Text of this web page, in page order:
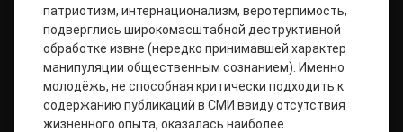
патриотизм, интернационализм, веротерпимость,
подверглись широкомасштабной деструктивной
обработке извне (нередко принимавшей характер
манипуляции общественным сознанием). Именно
молодёжь, не способная критически подходить к
содержанию публикаций в СМИ ввиду отсутствия
жизненного опыта, оказалась наиболее